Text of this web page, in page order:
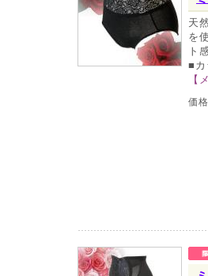
天
を
ト
■カ
【
価格